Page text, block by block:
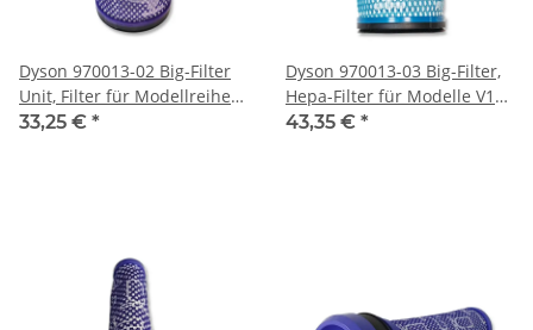
Dyson 970013-02 Big-Filter
Unit, Filter für Modellreihe
V11, V15, V15s Submarine
33,25 € *
Dyson 970013-03 Big-Filter,
Hepa-Filter für Modelle V11,
V15
43,35 € *